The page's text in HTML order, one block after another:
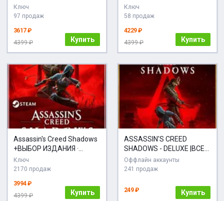
/ АВТО
Ключ
97 продаж
3617 ₽
4399 ₽
Купить
Ключ
58 продаж
4229 ₽
4399 ₽
Купить
Assassin's Creed Shadows
+ВЫБОР ИЗДАНИЯ ·
Steam RU
Ключ
2170 продаж
3994 ₽
4399 ₽
Купить
ASSASSIN'S CREED
SHADOWS - DELUXE |ВСЕ
DLC| STEAM
Оффлайн аккаунты
241 продаж
249 ₽ Купить